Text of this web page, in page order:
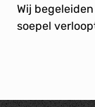
n
Wij
soepel